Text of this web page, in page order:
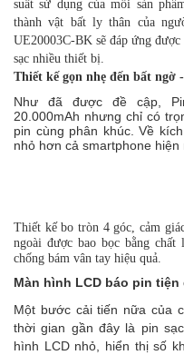
suất sử dụng của mỗi sản
thành vật bất ly thân của
UE20003C-BK sẽ đáp ứng
sạc nhiều thiết bị.
Thiết kế gọn nhẹ đến bất ngờ
Như đã được đề cập,
20.000mAh nhưng chỉ có
pin cùng phân khúc. Về
nhỏ hơn cả smartphone hiện
Thiết kế bo tròn 4 góc, cảm
ngoài được bao bọc bằng chất
chống bám vân tay hiệu quả.
Màn hình LCD báo pin tiện
Một bước cải tiến nữa của
thời gian gần đây là pin
hình LCD nhỏ, hiển thị số